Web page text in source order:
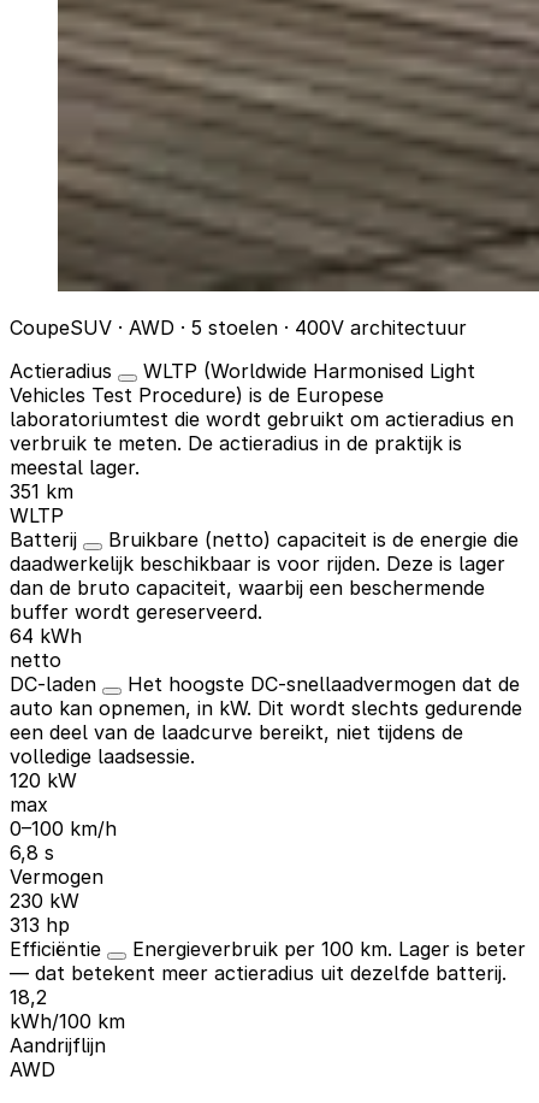
CoupeSUV · AWD · 5 stoelen · 400V architectuur
Actieradius
WLTP (Worldwide Harmonised Light
Vehicles Test Procedure) is de Europese
laboratoriumtest die wordt gebruikt om actieradius en
verbruik te meten. De actieradius in de praktijk is
meestal lager.
351 km
WLTP
Batterij
Bruikbare (netto) capaciteit is de energie die
daadwerkelijk beschikbaar is voor rijden. Deze is lager
dan de bruto capaciteit, waarbij een beschermende
buffer wordt gereserveerd.
64 kWh
netto
DC-laden
Het hoogste DC-snellaadvermogen dat de
auto kan opnemen, in kW. Dit wordt slechts gedurende
een deel van de laadcurve bereikt, niet tijdens de
volledige laadsessie.
120 kW
max
0–100 km/h
6,8 s
Vermogen
230 kW
313 hp
Efficiëntie
Energieverbruik per 100 km. Lager is beter
— dat betekent meer actieradius uit dezelfde batterij.
18,2
kWh/100 km
Aandrijflijn
AWD